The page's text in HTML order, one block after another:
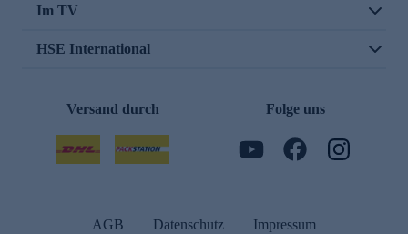
Im TV
HSE International
Versand durch Folge uns
AGB Datenschutz Impressum